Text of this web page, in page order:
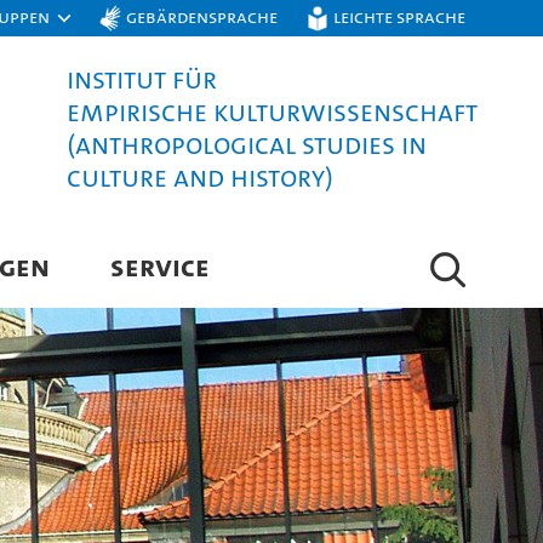
Gebärdensprache Leichte Sprache
Institut für
Empirische Kulturwissenschaft
(Anthropological Studies in
Culture and History)
SERVICE